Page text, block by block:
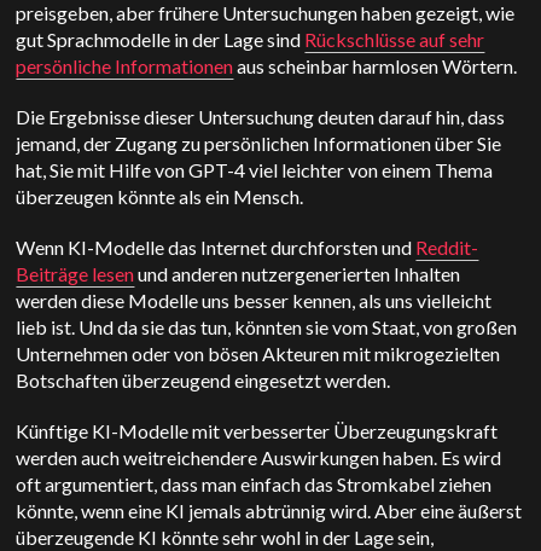
preisgeben, aber frühere Untersuchungen haben gezeigt, wie
gut Sprachmodelle in der Lage sind Rückschlüsse auf sehr
persönliche Informationenaus scheinbar harmlosen Wörtern.
Die Ergebnisse dieser Untersuchung deuten darauf hin, dass
jemand, der Zugang zu persönlichen Informationen über Sie
hat, Sie mit Hilfe von GPT-4 viel leichter von einem Thema
überzeugen könnte als ein Mensch.
Wenn KI-Modelle das Internet durchforsten und Reddit-
Beiträge lesenund anderen nutzergenerierten Inhalten
werden diese Modelle uns besser kennen, als uns vielleicht
lieb ist. Und da sie das tun, könnten sie vom Staat, von großen
Unternehmen oder von bösen Akteuren mit mikrogezielten
Botschaften überzeugend eingesetzt werden.
Künftige KI-Modelle mit verbesserter Überzeugungskraft
werden auch weitreichendere Auswirkungen haben. Es wird
oft argumentiert, dass man einfach das Stromkabel ziehen
könnte, wenn eine KI jemals abtrünnig wird. Aber eine äußerst
überzeugende KI könnte sehr wohl in der Lage sein,